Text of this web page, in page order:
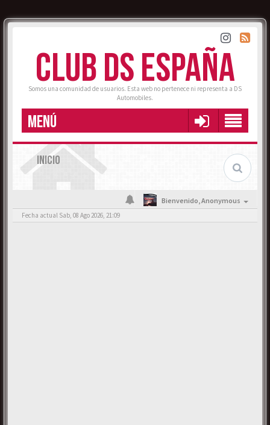
CLUB DS ESPAÑA
Somos una comunidad de usuarios. Esta web no pertenece ni representa a DS
Automobiles.
MENÚ
INICIO
Bienvenido,Anonymous
Fecha actual Sab, 08 Ago 2026, 21:09